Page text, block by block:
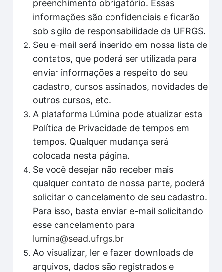
preenchimento obrigatório. Essas
informações são confidenciais e ficarão
sob sigilo de responsabilidade da UFRGS.
Seu e-mail será inserido em nossa lista de
contatos, que poderá ser utilizada para
enviar informações a respeito do seu
cadastro, cursos assinados, novidades de
outros cursos, etc.
A plataforma Lúmina pode atualizar esta
Política de Privacidade de tempos em
tempos. Qualquer mudança será
colocada nesta página.
Se você desejar não receber mais
qualquer contato de nossa parte, poderá
solicitar o cancelamento de seu cadastro.
Para isso, basta enviar e-mail solicitando
esse cancelamento para
lumina@sead.ufrgs.br
Ao visualizar, ler e fazer downloads de
arquivos, dados são registrados e